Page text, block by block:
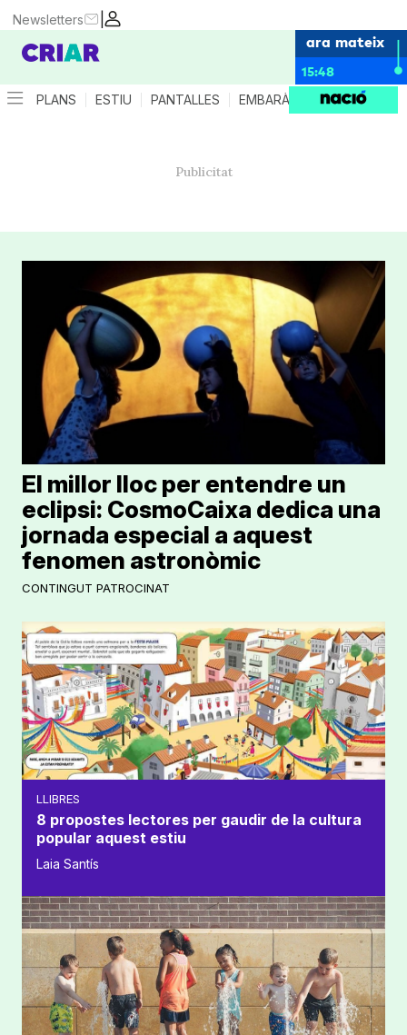
|
Newsletters
ara mateix
15:48
PLANS ESTIU PANTALLES EMBARÀS CRIANÇA
CONTINGUT PATROCINAT
El millor lloc per entendre un
eclipsi: CosmoCaixa dedica una
jornada especial a aquest
fenomen astronòmic
LLIBRES
8 propostes lectores per gaudir de la cultura
popular aquest estiu
Laia Santís